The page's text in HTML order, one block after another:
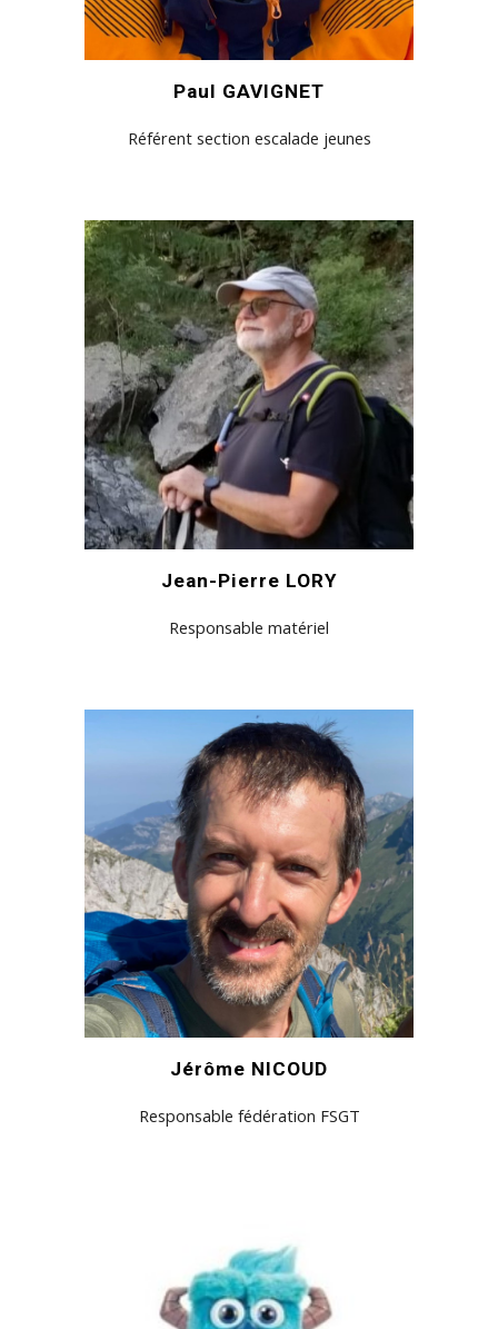
Paul GAVIGNET
Référent section escalade jeunes
Jean-Pierre LORY
Responsable matériel
Jérôme NICOUD
Responsable fédération FSGT